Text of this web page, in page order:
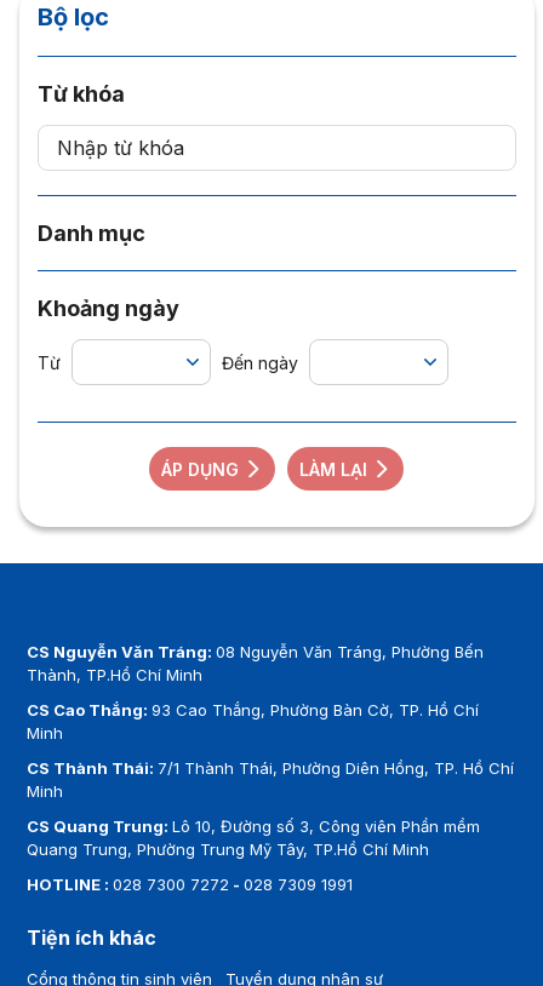
Bộ lọc
Từ khóa
Danh mục
Khoảng ngày
Từ Đến ngày
ÁP DỤNG LÀM LẠI
CS Nguyễn Văn Tráng:08 Nguyễn Văn Tráng, Phường Bến
Thành, TP.Hồ Chí Minh
CS Cao Thắng:93 Cao Thắng, Phường Bàn Cờ, TP. Hồ Chí
Minh
CS Thành Thái: 7/1 Thành Thái, Phường Diên Hồng, TP. Hồ Chí
Minh
CS Quang Trung:Lô 10, Đường số 3, Công viên Phần mềm
Quang Trung, Phường Trung Mỹ Tây, TP.Hồ Chí Minh
HOTLINE :028 7300 7272 -028 7309 1991
Tiện ích khác
Cổng thông tin sinh viên Tuyển dụng nhân sự